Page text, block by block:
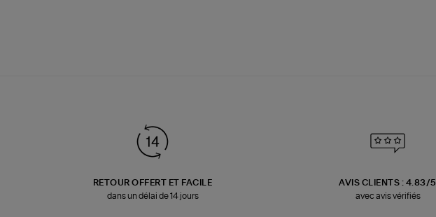
RETOUR OFFERT ET FACILE
dans un délai de 14 jours
AVIS CLIENTS : 4.83/5
avec avis vérifiés